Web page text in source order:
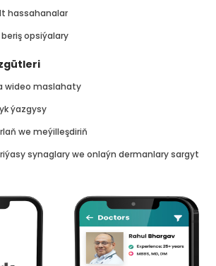
hassahanalar
opsiýalary
wideo maslahaty
ýazgysy
we meýilleşdiriň
synaglary we onlaýn dermanlary sargyt